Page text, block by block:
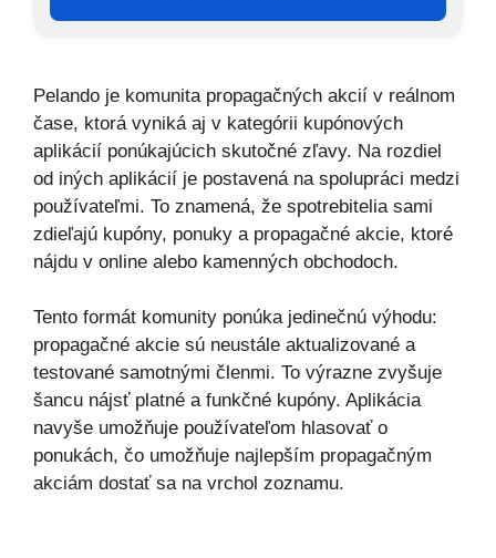
Pelando je komunita propagačných akcií v reálnom
čase, ktorá vyniká aj v kategórii kupónových
aplikácií ponúkajúcich skutočné zľavy. Na rozdiel
od iných aplikácií je postavená na spolupráci medzi
používateľmi. To znamená, že spotrebitelia sami
zdieľajú kupóny, ponuky a propagačné akcie, ktoré
nájdu v online alebo kamenných obchodoch.
Tento formát komunity ponúka jedinečnú výhodu:
propagačné akcie sú neustále aktualizované a
testované samotnými členmi. To výrazne zvyšuje
šancu nájsť platné a funkčné kupóny. Aplikácia
navyše umožňuje používateľom hlasovať o
ponukách, čo umožňuje najlepším propagačným
akciám dostať sa na vrchol zoznamu.